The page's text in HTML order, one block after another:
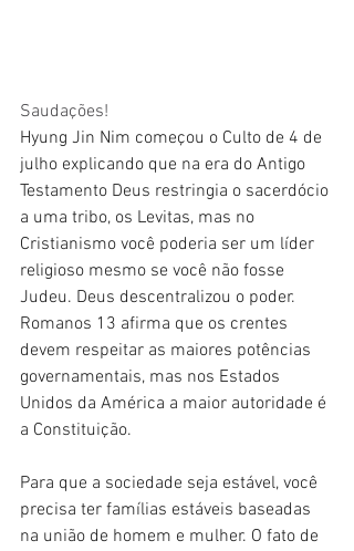
Saudações!
Hyung Jin Nim começou o Culto de 4 de
julho explicando que na era do Antigo
Testamento Deus restringia o sacerdócio
a uma tribo, os Levitas, mas no
Cristianismo você poderia ser um líder
religioso mesmo se você não fosse
Judeu. Deus descentralizou o poder.
Romanos 13 afirma que os crentes
devem respeitar as maiores potências
governamentais, mas nos Estados
Unidos da América a maior autoridade é
a Constituição.
Para que a sociedade seja estável, você
precisa ter famílias estáveis baseadas
na união de homem e mulher. O fato de